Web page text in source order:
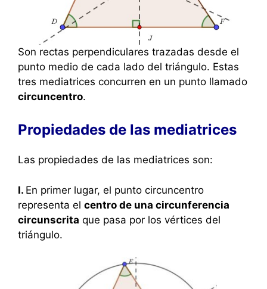
Son rectas perpendiculares trazadas desde el
punto medio de cada lado del triángulo. Estas
tres mediatrices concurren en un punto llamado
circuncentro.
Propiedades de las mediatrices
Las propiedades de las mediatrices son:
I. En primer lugar, el punto circuncentro
representa el centro de una circunferencia
circunscrita que pasa por los vértices del
triángulo.